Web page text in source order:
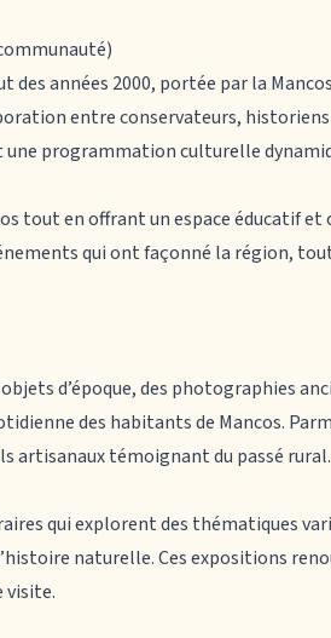
années 2000, portée par la
entre conservateurs,
une programmation culturelle
tout en offrant un espace éducatif et
qui ont façonné la région,
d’époque, des photographies
des habitants de Mancos.
artisanaux témoignant du passé rural.
qui explorent des thématiques
naturelle. Ces expositions
visite.